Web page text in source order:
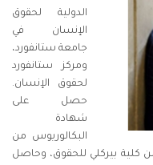
الدولية لحقوق
الإنسان في
جامعة ستانفورد،
ومركز ستانفورد
لحقوق الإنسان.
حصل على
شهادة
البكالوريوس من
من كلية بيركلي للحقوق، وحاصل